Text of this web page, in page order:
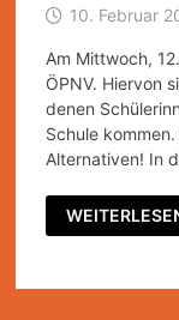
10. Februar
Am Mittwoch,
ÖPNV. Hiervon
denen
Schule
Alternativen! In
STREIK
AM